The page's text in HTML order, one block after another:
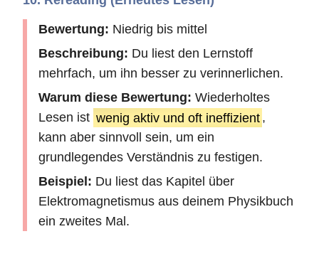
Bewertung: Niedrig bis mittel
Beschreibung: Du liest den Lernstoff
mehrfach, um ihn besser zu verinnerlichen.
Warum diese Bewertung: Wiederholtes
Lesen ist wenig aktiv und oft ineffizient ,
kann aber sinnvoll sein, um ein
grundlegendes Verständnis zu festigen.
Beispiel: Du liest das Kapitel über
Elektromagnetismus aus deinem Physikbuch
ein zweites Mal.